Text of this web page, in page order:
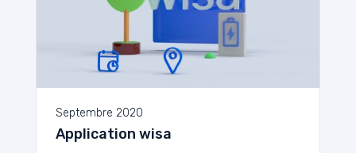
Septembre 2020
Application wisa